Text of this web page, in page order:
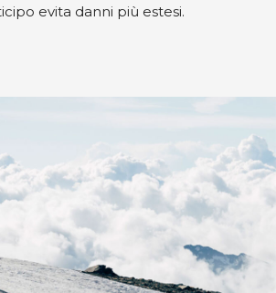
evita danni più estesi.